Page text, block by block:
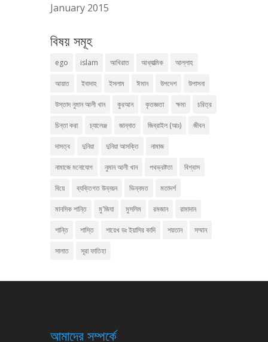
January 2015
বিষয় সমূহ
ego islam আখিরাত আধ্যাত্মিক আল্লাহ
আয়াত ইবাদাহ ইসলাম ঈমান উপদেশ উপাসনা
উস্তাদ নুমান আলী খান কুরআন কৃতজ্ঞতা ক্ষমা চরিত্র
চিন্তা করা চ্যালেঞ্জ জান্নাত জিব্রাইল (আঃ) জীবন
দাসত্ব দুনিয়া দুনিয়া আসক্তি নামাজ
নামাজে মনোযোগ নুমান আলী খান পথভ্রষ্টতা বিশ্বাস
বিয়ে ব্যক্তিগত উন্নয়ন ভিন্নমত মতাদর্শ
মানসিক শান্তি মু'জিযা মুসলিম রমজান রামাদান
শান্তি শাস্তি শায়েখ ডঃ ইয়াসির কাদি শয়তান সম্মান
সালাত সূরা ফাতিহা
আমাদের সম্পর্কে